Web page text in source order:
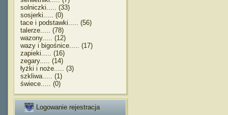
solniczki..... (33)
sosjerki..... (0)
tace i podstawki..... (56)
talerze..... (78)
wazony..... (12)
wazy i bigośnice..... (17)
zapieki..... (16)
zegary..... (14)
łyżki i noże..... (3)
szkliwa..... (1)
świece..... (0)
Logowanie rejestracja